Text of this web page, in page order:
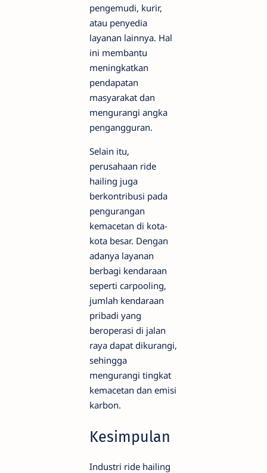
pengemudi, kurir,
atau penyedia
layanan lainnya. Hal
ini membantu
meningkatkan
pendapatan
masyarakat dan
mengurangi angka
pengangguran.
Selain itu,
perusahaan ride
hailing juga
berkontribusi pada
pengurangan
kemacetan di kota-
kota besar. Dengan
adanya layanan
berbagi kendaraan
seperti carpooling,
jumlah kendaraan
pribadi yang
beroperasi di jalan
raya dapat dikurangi,
sehingga
mengurangi tingkat
kemacetan dan emisi
karbon.
Kesimpulan
Industri ride hailing